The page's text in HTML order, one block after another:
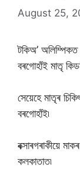
August 25,
টকিঅ’ অলিম্পিকত
বৰগোহাঁই মাতৃ
সেয়েহে মাতৃৰ
বৰগোহাঁই৷
বক্সাৰগৰাকীয়ে
কলকাতাত৷